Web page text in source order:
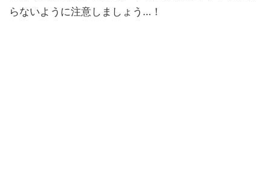
らないように注意しましょう…！